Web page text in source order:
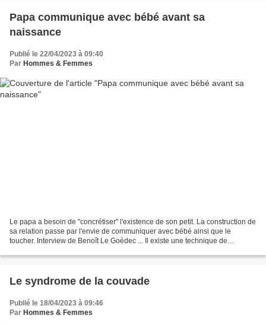
Papa communique avec bébé avant sa
naissance
Publié le 22/04/2023 à 09:40
Par Hommes & Femmes
Le papa a besoin de "concrétiser" l'existence de son petit. La construction de
sa relation passe par l'envie de communiquer avec bébé ainsi que le
toucher. Interview de Benoît Le Goédec ... Il existe une technique de
Le syndrome de la couvade
Publié le 18/04/2023 à 09:46
Par Hommes & Femmes